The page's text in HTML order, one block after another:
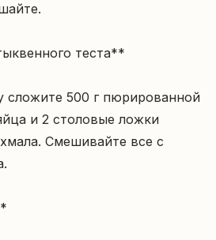
теста**
сложите 500 г пюрированной
и 2 столовые ложки
Смешивайте все с